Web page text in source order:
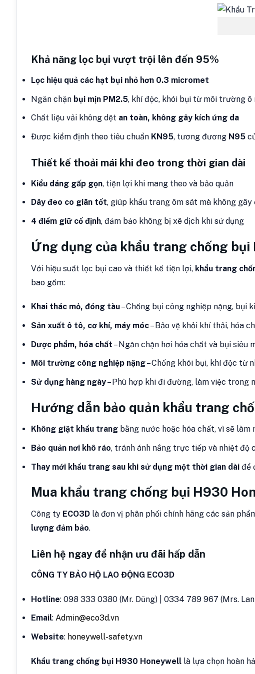
Khả năng lọc bụi vượt trội lên đến 95%
Lọc hiệu quả các hạt bụi nhỏ hơn 0.3 micromet
Ngăn chặn bụi mịn PM2.5, khí độc, khói bụi từ môi trường ô
Chất liệu vải không dệt an toàn, không gây kích ứng da
Được kiểm định theo tiêu chuẩn KN95, tương đương N95
Thiết kế thoải mái khi đeo trong thời gian dài
Kiểu dáng gấp gọn, tiện lợi khi mang theo và bảo quản
Dây đeo co giãn tốt, giúp khẩu trang ôm sát mà không gây
4 điểm giữ cố định, đảm bảo không bị xê dịch khi sử dụng
Ứng dụng của khẩu trang chống bụi
Với hiệu suất lọc bụi cao và thiết kế tiện lợi, khẩu trang
bao gồm:
Khai thác mỏ, đóng tàu– Chống bụi công nghiệp nặng, bụi
Sản xuất ô tô, cơ khí, máy móc– Bảo vệ khỏi khí thải, hóa
Dược phẩm, hóa chất – Ngăn chặn hơi hóa chất và bụi siêu
Môi trường công nghiệp nặng– Chống khói bụi, khí độc từ
Sử dụng hàng ngày– Phù hợp khi đi đường, làm việc trong
Hướng dẫn bảo quản khẩu trang
Không giặt khẩu trang bằng nước hoặc hóa chất, vì sẽ làm
Bảo quản nơi khô ráo, tránh ánh nắng trực tiếp và nhiệt độ
Thay mới khẩu trang sau khi sử dụng một thời gian dài để
Mua khẩu trang chống bụi H930
Công ty ECO3D là đơn vị phân phối chính hãng các sản
lượng đảm bảo.
Liên hệ ngay để nhận ưu đãi hấp dẫn
CÔNG TY BẢO HỘ LAO ĐỘNG ECO3D
Hotline: 098 333 0380 (Mr. Dũng) | 0334 789 967 (Mrs.
Email: Admin@eco3d.vn
Website: honeywell-safety.vn
Khẩu trang chống bụi H930 Honeywell là lựa chọn hoàn